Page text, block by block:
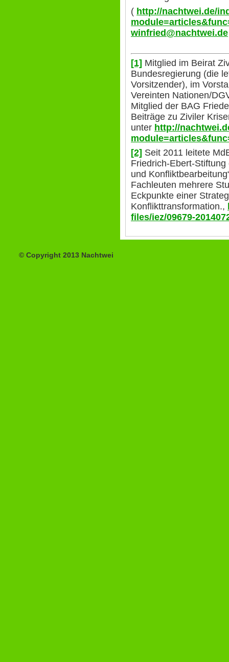
( http://nachtwei.de/
winfried@nachtwei.de
[1] Mitglied im Beirat
Bundesregierung (die
Vorsitzender), im
Vereinten Nationen/
Mitglied der BAG
Beiträge zu Ziviler
unter http://
[2] Seit 2011 leitete
Friedrich-Ebert-
und
Fachleuten mehrere
Eckpunkte einer
Konflikttransformation.,
files/iez/09679-
© Copyright 2013 Nachtwei